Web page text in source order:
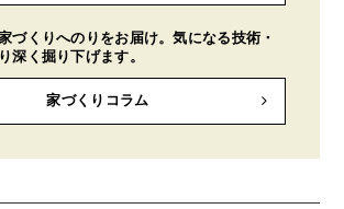
づくりへのりをお届け。気になる技術・
深く掘り下げます。
家づくりコラム